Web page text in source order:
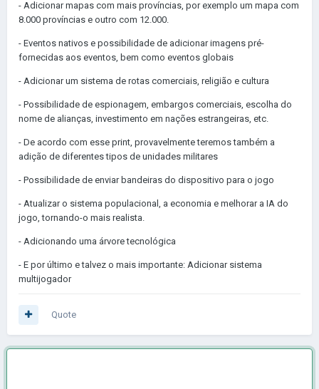
- Adicionar mapas com mais províncias, por exemplo um mapa com
8.000 províncias e outro com 12.000.
- Eventos nativos e possibilidade de adicionar imagens pré-
fornecidas aos eventos, bem como eventos globais
- Adicionar um sistema de rotas comerciais, religião e cultura
- Possibilidade de espionagem, embargos comerciais, escolha do
nome de alianças, investimento em nações estrangeiras, etc.
- De acordo com esse print, provavelmente teremos também a
adição de diferentes tipos de unidades militares
- Possibilidade de enviar bandeiras do dispositivo para o jogo
- Atualizar o sistema populacional, a economia e melhorar a IA do
jogo, tornando-o mais realista.
- Adicionando uma árvore tecnológica
- E por último e talvez o mais importante: Adicionar sistema
multijogador
Quote